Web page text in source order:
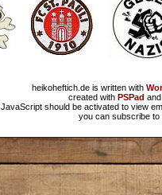
heikoheftich.de is written with
created with PSPad
JavaScript should be activated to view
you can subscribe